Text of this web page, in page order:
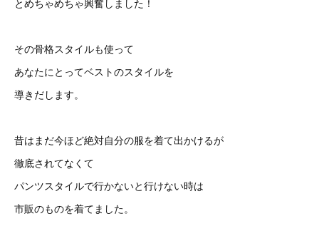
とめちゃめちゃ興奮しました！
その骨格スタイルも使って
あなたにとってベストのスタイルを
導きだします。
昔はまだ今ほど絶対自分の服を着て出かけるが
徹底されてなくて
パンツスタイルで行かないと行けない時は
市販のものを着てました。